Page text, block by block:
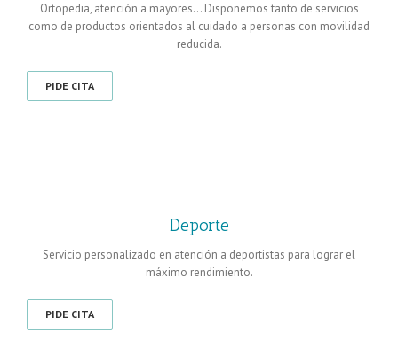
Ortopedia, atención a mayores… Disponemos tanto de servicios
como de productos orientados al cuidado a personas con movilidad
reducida.
PIDE CITA
Deporte
Servicio personalizado en atención a deportistas para lograr el
máximo rendimiento.
PIDE CITA